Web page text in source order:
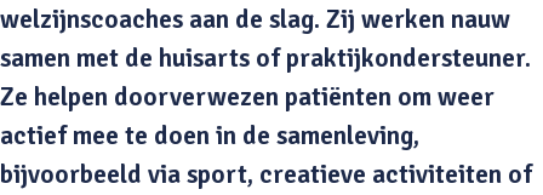
welzijnscoaches aan de slag. Zij werken nauw
samen met de huisarts of praktijkondersteuner.
Ze helpen doorverwezen patiënten om weer
actief mee te doen in de samenleving,
bijvoorbeeld via sport, creatieve activiteiten of